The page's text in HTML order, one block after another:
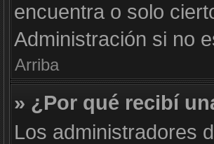
encuentra o solo
Administración si no
Arriba
» ¿Por qué recibí
Los administradores